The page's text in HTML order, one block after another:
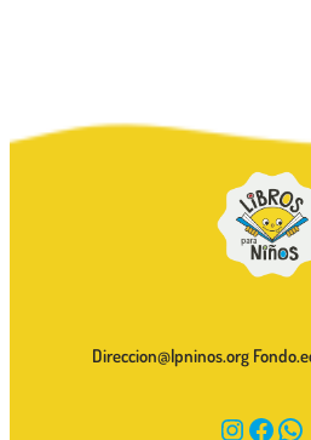
Direccion@lpninos.org
Instagram Facebook WhatsApp